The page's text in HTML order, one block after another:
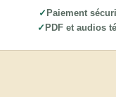
Paiement
PDF et audios